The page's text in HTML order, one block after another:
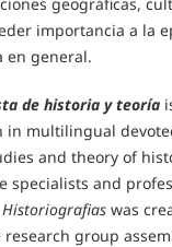
importancia a la
en general.
de historia y teoría
in multilingual
and theory of
specialists and
Historiografiaswas
group